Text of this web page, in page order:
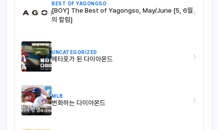
BEST OF YAGONGSO
[BOY] The Best of Yagongso, May/June [5, 6월
의 칼럼]
›
UNCATEGORIZED
메타포가 된 다이아몬드 ›
MLB
변화하는 다이아몬드 ›